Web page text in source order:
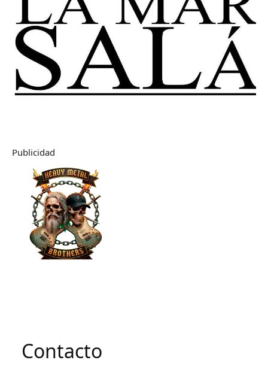
Publicidad
Contacto